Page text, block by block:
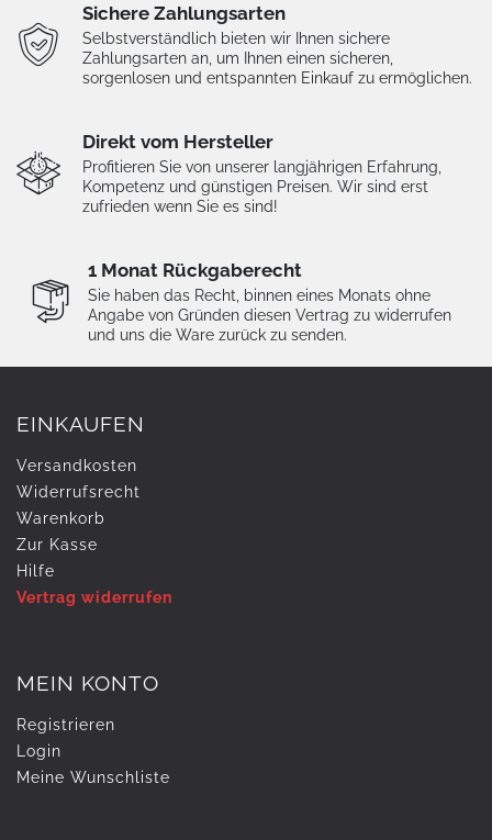
Sichere Zahlungsarten
Selbstverständlich bieten wir Ihnen sichere
Zahlungsarten an, um Ihnen einen sicheren,
sorgenlosen und entspannten Einkauf zu ermöglichen.
Direkt vom Hersteller
Profitieren Sie von unserer langjährigen Erfahrung,
Kompetenz und günstigen Preisen. Wir sind erst
zufrieden wenn Sie es sind!
1 Monat Rückgaberecht
Sie haben das Recht, binnen eines Monats ohne
Angabe von Gründen diesen Vertrag zu widerrufen
und uns die Ware zurück zu senden.
EINKAUFEN
Versandkosten
Widerrufs­recht
Warenkorb
Zur Kasse
Hilfe
Vertrag widerrufen
MEIN KONTO
Registrieren
Login
Meine Wunschliste